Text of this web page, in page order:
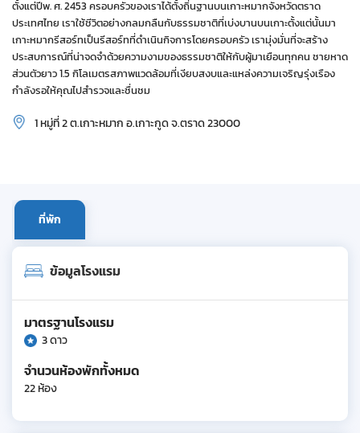
ตั้งแต่ปีพ. ศ. 2453 ครอบครัวของเราได้ตั้งถิ่นฐานบนเกาะหมากจังหวัดตราด
ประเทศไทย เราใช้ชีวิตอย่างกลมกลืนกับธรรมชาติที่เบ่งบานบนเกาะตั้งแต่นั้นมา
เกาะหมากรีสอร์ทเป็นรีสอร์ทที่ดำเนินกิจการโดยครอบครัว เรามุ่งมั่นที่จะสร้าง
ประสบการณ์ที่น่าจดจำด้วยความงามของธรรมชาติให้กับผู้มาเยือนทุกคน ชายหาด
ส่วนตัวยาว 1.5 กิโลเมตรสภาพแวดล้อมที่เงียบสงบและแหล่งความเจริญรุ่งเรือง
กำลังรอให้คุณไปสำรวจและชื่นชม
1 หมู่ที่ 2 ต.เกาะหมาก อ.เกาะกูด จ.ตราด 23000
ที่พัก
ข้อมูลโรงแรม
มาตรฐานโรงแรม
3 ดาว
จำนวนห้องพักทั้งหมด
22 ห้อง